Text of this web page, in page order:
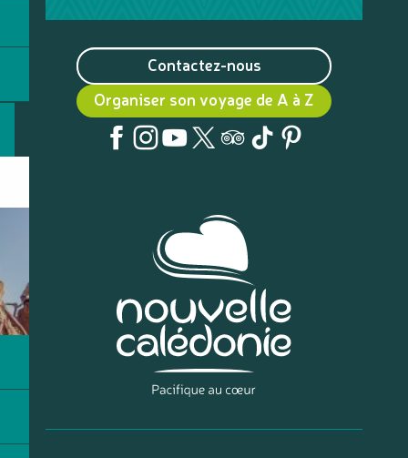
Contactez-nous
Organiser son voyage de A à Z